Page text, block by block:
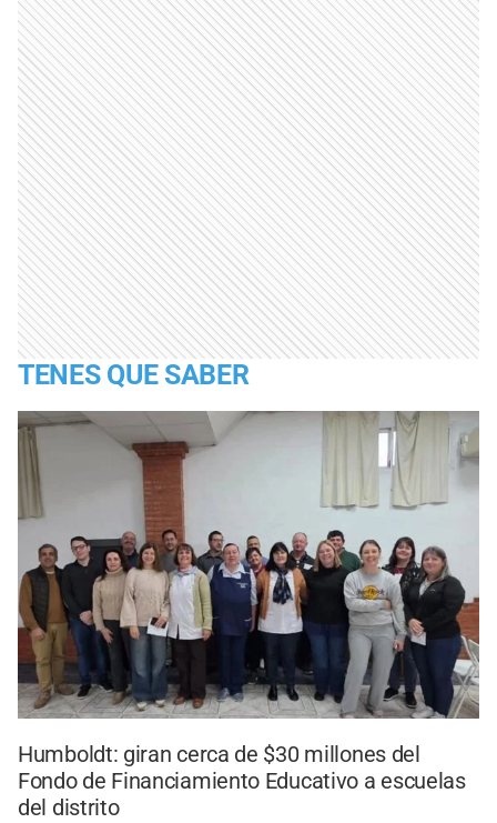
TENES QUE SABER
Humboldt: giran cerca de $30 millones del
Fondo de Financiamiento Educativo a escuelas
del distrito